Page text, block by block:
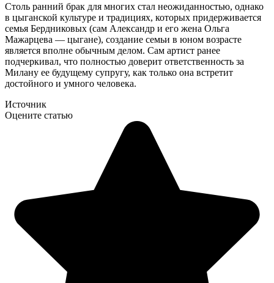
Столь ранний брак для многих стал неожиданностью, однако
в цыганской культуре и традициях, которых придерживается
семья Бердниковых (сам Александр и его жена Ольга
Мажарцева — цыгане), создание семьи в юном возрасте
является вполне обычным делом. Сам артист ранее
подчеркивал, что полностью доверит ответственность за
Милану ее будущему супругу, как только она встретит
достойного и умного человека.
Источник
Оцените статью